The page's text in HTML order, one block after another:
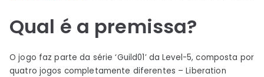
Qual é a premissa?
O jogo faz parte da série ‘Guild01’ da Level-5, composta por
quatro jogos completamente diferentes – Liberation